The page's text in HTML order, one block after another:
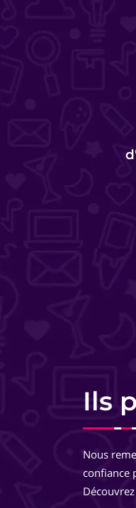
Ils
Nous
confiance
Equipe très pro,
travailler avec
même les yeux